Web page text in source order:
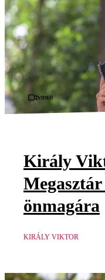
Videó
Király
önmagára
KIRÁLY VIKTOR